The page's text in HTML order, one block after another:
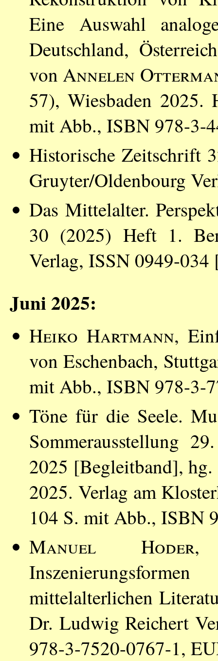
Eine Auswahl
Deutschland,
vonAnnelen
57), Wiesbaden 2025.
mit Abb., ISBN 978-3-
Historische Zeitschrift
Gruyter/Oldenbourg
Das Mittelalter.
30 (2025) Heft 1.
Verlag, ISSN 0949-034
Juni 2025:
Heiko Hartmann,
von Eschenbach,
mit Abb., ISBN 978-3-
Töne für die Seele.
Sommerausstellung
2025 [Begleitband],
2025. Verlag am
104 S. mit Abb., ISBN
Manuel Hoder,
mittelalterlichen
Dr. Ludwig Reichert
978-3-7520-0767-1,